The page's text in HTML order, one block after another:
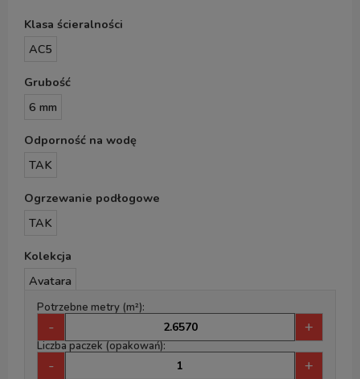
Klasa ścieralności
AC5
Grubość
6 mm
Odporność na wodę
TAK
Ogrzewanie podłogowe
TAK
Kolekcja
Avatara
Potrzebne metry (m²):
- +
Liczba paczek (opakowań):
- +